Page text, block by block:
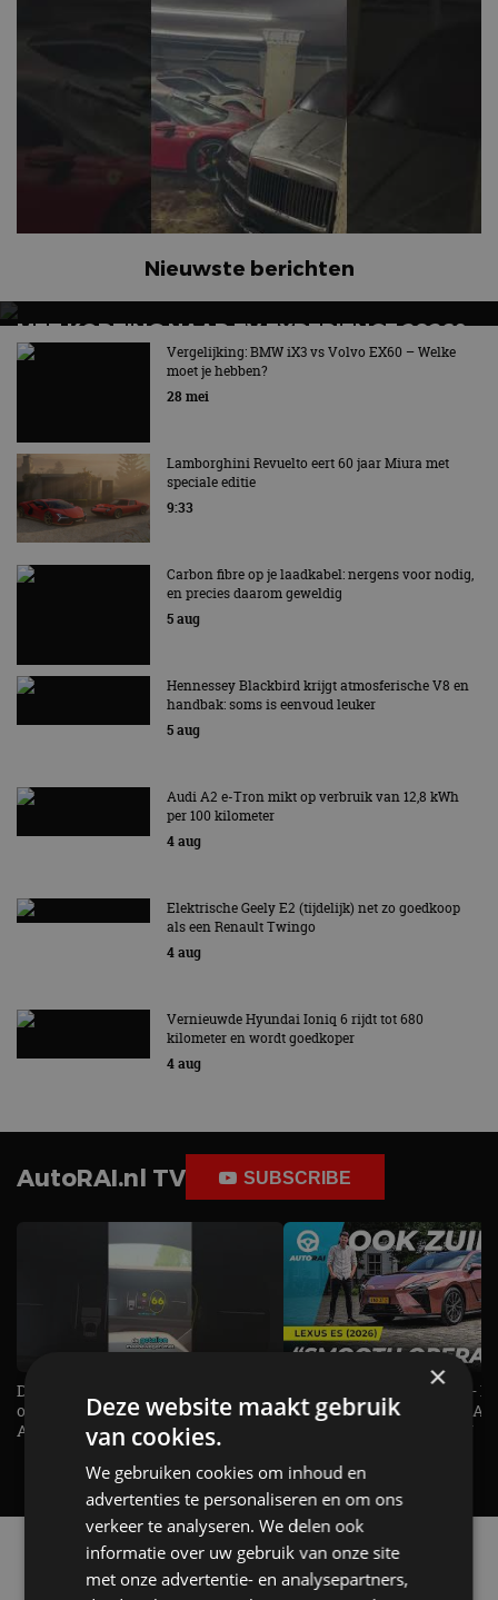
Nieuwste berichten
MET KORTING NAAR EV EXPERIENCE 2026?
AUTORAI REGELT HET!
EV Experience 2026 van 24 tot 26 september
Vergelijking: BMW iX3 vs Volvo EX60 – Welke
moet je hebben?
28 mei
Lamborghini Revuelto eert 60 jaar Miura met
speciale editie
9:33
Carbon fibre op je laadkabel: nergens voor nodig,
en precies daarom geweldig
5 aug
Hennessey Blackbird krijgt atmosferische V8 en
handbak: soms is eenvoud leuker
5 aug
Audi A2 e-Tron mikt op verbruik van 12,8 kWh
per 100 kilometer
4 aug
Elektrische Geely E2 (tijdelijk) net zo goedkoop
als een Renault Twingo
4 aug
Vernieuwde Hyundai Ioniq 6 rijdt tot 680
kilometer en wordt goedkoper
4 aug
AutoRAI.nl TV SUBSCRIBE
De Renault Twingo heeft een
opvallende snelheidsmeter! -
AutoRAI TV
De perfecte (gezins)taxi? -
ES500e (2026) - REVIEW -
UITGELEGD! - AutoRAI TV
Alle automerken
Selecteer een merk voor meer informatie, modellen
×
Deze website maakt gebruik
van cookies.
We gebruiken cookies om inhoud en
advertenties te personaliseren en om ons
verkeer te analyseren. We delen ook
informatie over uw gebruik van onze site
met onze advertentie- en analysepartners,